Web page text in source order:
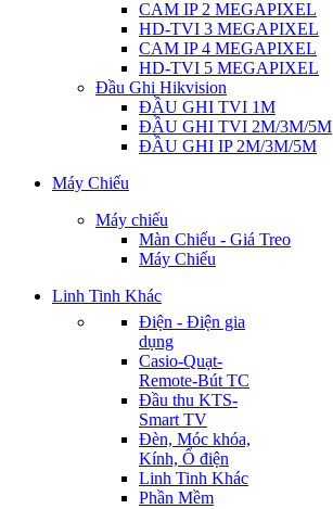
CAM IP 2 MEGAPIXEL
HD-TVI 3 MEGAPIXEL
CAM IP 4 MEGAPIXEL
HD-TVI 5 MEGAPIXEL
Đầu Ghi Hikvision
ĐẦU GHI TVI 1M
ĐẦU GHI TVI 2M/3M/5M
ĐẦU GHI IP 2M/3M/5M
Máy Chiếu
Máy chiếu
Màn Chiếu - Giá Treo
Máy Chiếu
Linh Tinh Khác
Điện - Điện gia
dụng
Casio-Quạt-
Remote-Bút TC
Đầu thu KTS-
Smart TV
Đèn, Móc khóa,
Kính, Ổ điện
Linh Tinh Khác
Phần Mềm